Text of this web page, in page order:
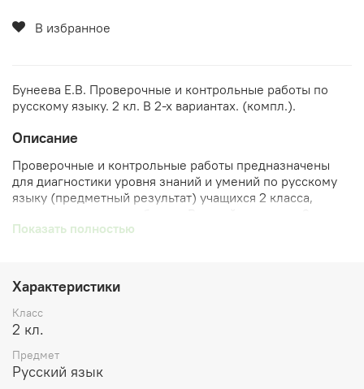
В избранное
Бунеева Е.В. Проверочные и контрольные работы по
русскому языку. 2 кл. В 2-х вариантах. (компл.).
Описание
Проверочные и контрольные работы предназначены
для диагностики уровня знаний и умений по русскому
языку (предметный результат) учащихся 2 класса,
класса (авторы Р.Н. Бунеев, Е.В. Бунеева, О.В. Пронина).
развивающей Образовательной системы «Школа 2100».
Показать полностью
Характеристики
Класс
2 кл.
Предмет
Русский язык